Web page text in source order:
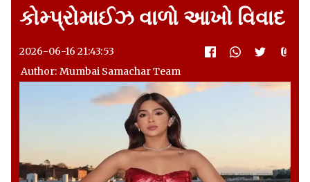
કોમ્પ્રોમાઈઝ વાળો આખો વિવાદ
2026-06-16 21:43:53
Author: Mumbai Samachar Team